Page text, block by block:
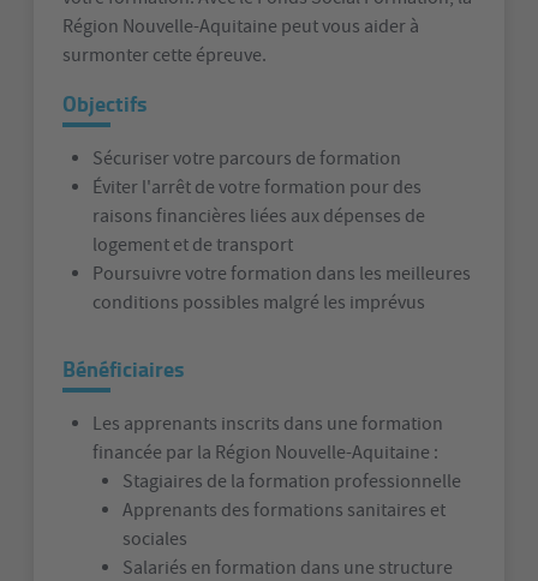
Région Nouvelle-Aquitaine peut vous aider à
surmonter cette épreuve.
Objectifs
Sécuriser votre parcours de formation
Éviter l'arrêt de votre formation pour des
raisons financières liées aux dépenses de
logement et de transport
Poursuivre votre formation dans les meilleures
conditions possibles malgré les imprévus
Bénéficiaires
Les apprenants inscrits dans une formation
financée par la Région Nouvelle-Aquitaine :
Stagiaires de la formation professionnelle
Apprenants des formations sanitaires et
sociales
Salariés en formation dans une structure